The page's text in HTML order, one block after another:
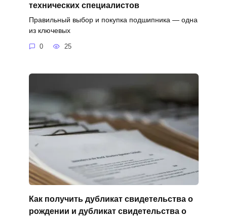
технических специалистов
Правильный выбор и покупка подшипника — одна
из ключевых
0 25
Как получить дубликат свидетельства о
рождении и дубликат свидетельства о